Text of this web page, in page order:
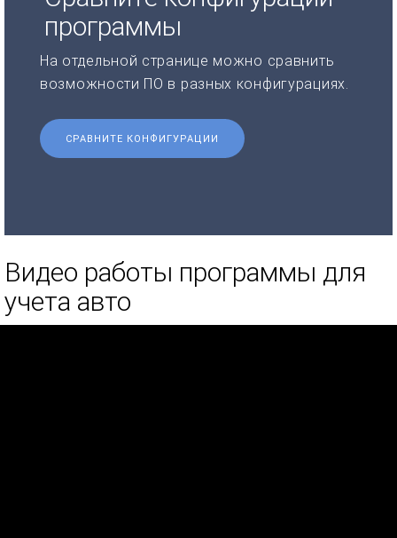
программы
На отдельной странице можно сравнить
возможности ПО в разных конфигурациях.
СРАВНИТЕ КОНФИГУРАЦИИ
Видео работы программы для
учета авто